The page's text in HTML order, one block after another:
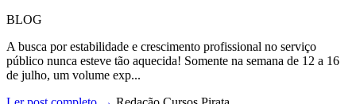
BLOG
A busca por estabilidade e crescimento profissional no serviço
público nunca esteve tão aquecida! Somente na semana de 12 a 16
de julho, um volume exp...